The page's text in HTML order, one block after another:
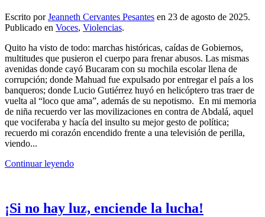
Escrito porJeanneth Cervantes Pesantes en 23 de agosto de 2025.
Publicado en Voces, Violencias.
Quito ha visto de todo: marchas históricas, caídas de Gobiernos,
multitudes que pusieron el cuerpo para frenar abusos. Las mismas
avenidas donde cayó Bucaram con su mochila escolar llena de
corrupción; donde Mahuad fue expulsado por entregar el país a los
banqueros; donde Lucio Gutiérrez huyó en helicóptero tras traer de
vuelta al “loco que ama”, además de su nepotismo. En mi memoria
de niña recuerdo ver las movilizaciones en contra de Abdalá, aquel
que vociferaba y hacía del insulto su mejor gesto de política;
recuerdo mi corazón encendido frente a una televisión de perilla,
viendo...
Continuar leyendo
¡Si no hay luz, enciende la lucha!